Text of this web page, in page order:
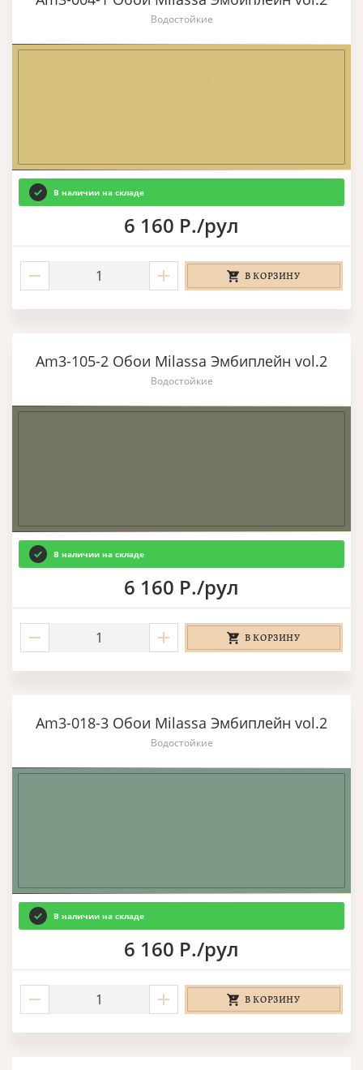
Водостойкие
В наличии на складе
6 160 Р./рул
В КОРЗИНУ
Am3-105-2 Обои Milassa Эмбиплейн vol.2
Водостойкие
В наличии на складе
6 160 Р./рул
В КОРЗИНУ
Am3-018-3 Обои Milassa Эмбиплейн vol.2
Водостойкие
В наличии на складе
6 160 Р./рул
В КОРЗИНУ